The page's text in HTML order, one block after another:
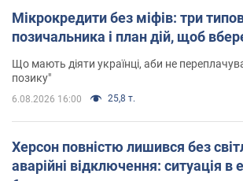
Мікрокредити без міфів: три
позичальника і план дій, щоб
Що мають діяти українці, аби не
позику"
6.08.2026 16:00 25,8 т.
Херсон повністю лишився без
аварійні відключення: ситуація в